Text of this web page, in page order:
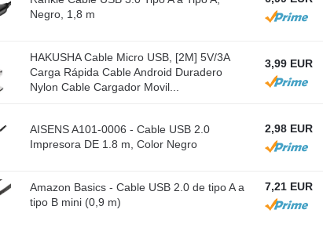
Negro, 1,8 m
HAKUSHA Cable Micro USB, [2M] 5V/3A
Carga Rápida Cable Android Duradero
Nylon Cable Cargador Movil...
3,99 EUR
AISENS A101-0006 - Cable USB 2.0
Impresora DE 1.8 m, Color Negro
2,98 EUR
Amazon Basics - Cable USB 2.0 de tipo A a
tipo B mini (0,9 m)
7,21 EUR